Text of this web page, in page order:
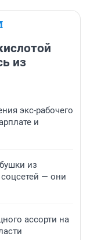
из
экс-рабочего
и
из
— они
ассорти на